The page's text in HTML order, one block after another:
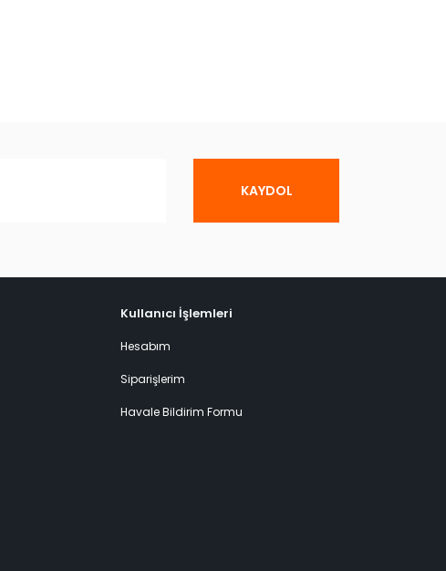
KAYDOL
Kullanıcı İşlemleri
Hesabım
Siparişlerim
Havale Bildirim Formu